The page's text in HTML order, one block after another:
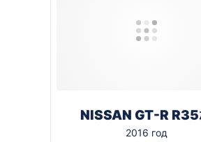
NISSAN GT-R R35
2016 год